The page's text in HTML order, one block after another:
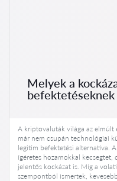
Melyek a
A kriptovaluták világa az
már nem csupán technológiai
legitim befektetési alternatíva.
ígéretes hozamokkal kecsegtet,
jelentős kockázat is. Míg a
szempontból ismertek,